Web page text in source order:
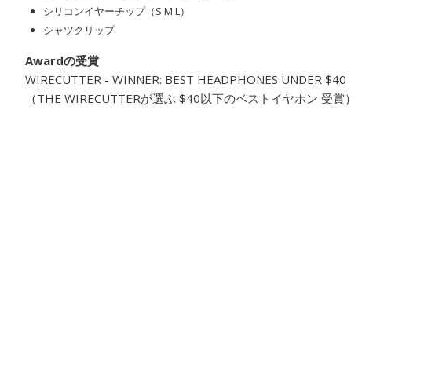
シリコンイヤーチップ（S M L）
シャツクリップ
Awardの受賞
WIRECUTTER - WINNER: BEST HEADPHONES UNDER $40
（THE WIRECUTTERが選ぶ $40以下のベストイヤホン 受賞）